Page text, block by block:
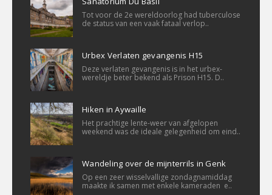
Tot voor de 2e wereldoorlog had tuberculose
de status van een vaak fataal verlop..
Urbex Verlaten gevangenis H15
Deze verlaten gevangenis is in het urbex-
wereldje beter bekend als Prison H15. D..
Hiken in Aywaille
Het prachtige lente-weer van afgelopen
weekend was de ideale gelegenheid om eind..
Wandeling over de mijnterrils in Genk
Op een zeer wisselvallige zondagnamiddag
maakte ik samen met enkele kameraden e..